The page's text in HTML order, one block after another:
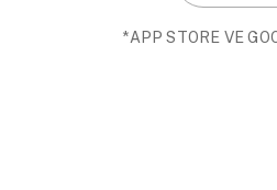
*APP STORE VE